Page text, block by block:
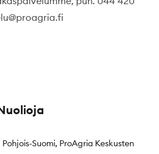
Suomi, ProAgria Keskusten